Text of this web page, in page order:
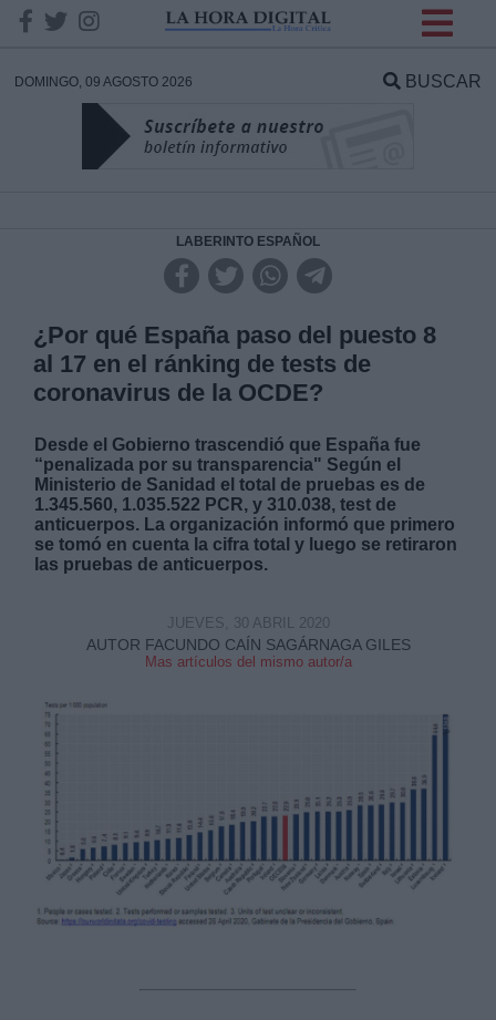
DOMINGO, 09 AGOSTO 2026 BUSCAR
LABERINTO ESPAÑOL
¿Por qué España paso del puesto 8
al 17 en el ránking de tests de
coronavirus de la OCDE?
Desde el Gobierno trascendió que España fue
“penalizada por su transparencia" Según el
Ministerio de Sanidad el total de pruebas es de
1.345.560, 1.035.522 PCR, y 310.038, test de
anticuerpos. La organización informó que primero
se tomó en cuenta la cifra total y luego se retiraron
las pruebas de anticuerpos.
AUTOR FACUNDO CAÍN SAGÁRNAGA GILES
Mas artículos del mismo autor/a
JUEVES, 30 ABRIL 2020
DATOS
Responsable:
Legitimación:
Destinatarios:
Derechos:
Información adicional